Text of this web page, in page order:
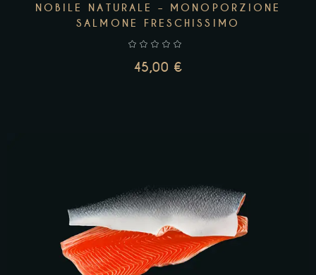
NOBILE NATURALE – MONOPORZIONE
SALMONE FRESCHISSIMO
45,00 €
LEGGI TUTTO